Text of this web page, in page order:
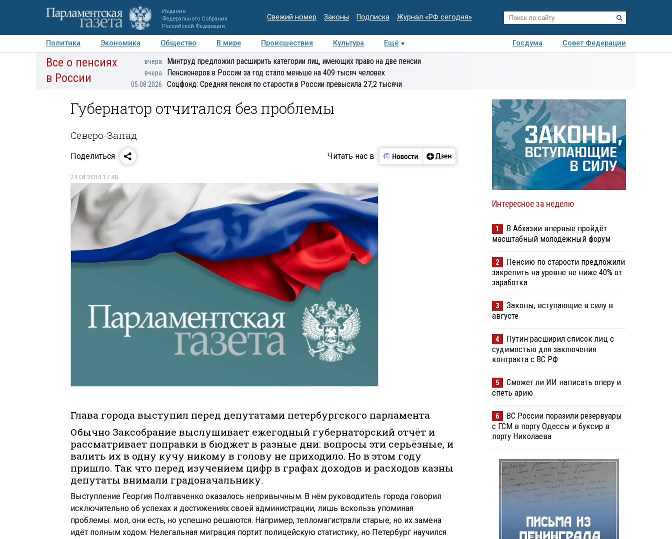
Издание
Федерального Собрания
Российской Федерации
Свежий номер Законы Подписка Журнал «РФ сегодня»
Политика Экономика Общество В мире Происшествия Культура Ещё Госдума
Совет Федерации
Авторы Персоны Мнения Регионы Медиацентр Интервью Колумнисты
Деловая
Все о пенсиях
в России
вчера Минтруд предложил расширить категории лиц, имеющих право на две пенсии
вчера Пенсионеров в России за год стало меньше на 409 тысяч человек
05.08.2026 Соцфонд: Средняя пенсия по старости в России превысила 27,2 тысячи
Губернатор отчитался без проблемы
Северо-Запад
Поделиться Читать нас в
24.04.2014 17:48
Глава города выступил перед депутатами петербургского парламента
Обычно Заксобрание выслушивает ежегодный губернаторский отчёт и
рассматривает поправки в бюджет в разные дни: вопросы эти серьёзные, и
валить их в одну кучу никому в голову не приходило. Но в этом году
пришло. Так что перед изучением цифр в графах доходов и расходов казны
депутаты внимали градоначальнику.
Выступление Георгия Полтавченко оказалось непривычным. В нём руководитель города говорил
исключительно об успехах и достижениях своей администрации, лишь вскользь упоминая
проблемы: мол, они есть, но успешно решаются. Например, тепломагистрали старые, но их замена
идёт полным ходом. Нелегальная миграция портит полицейскую статистику, но Петербург научился
Интересное за неделю
1
В Абхазии впервые пройдёт
масштабный молодёжный форум
2
Пенсию по старости предложили
закрепить на уровне не ниже 40% от
заработка
3
Законы, вступающие в силу в
августе
4
Путин расширил список лиц с
судимостью для заключения
контракта с ВС РФ
5
Сможет ли ИИ написать оперу и
спеть арию
6
ВС России поразили резервуары
с ГСМ в порту Одессы и буксир в
порту Николаева